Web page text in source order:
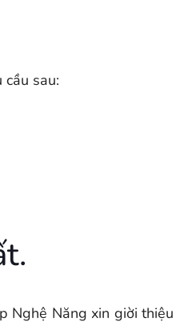
sau:
Nghệ Năng xin giời